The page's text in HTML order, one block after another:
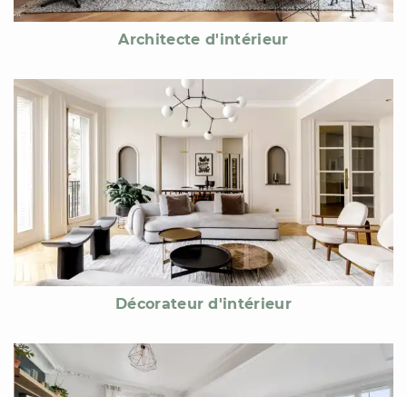
Architecte d'intérieur
Décorateur d'intérieur